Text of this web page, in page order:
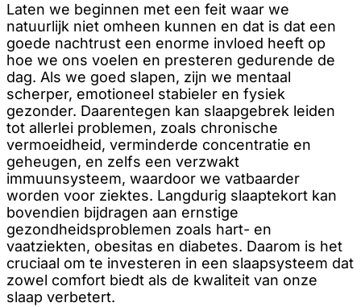
Laten we beginnen met een feit waar we
natuurlijk niet omheen kunnen en dat is dat een
goede nachtrust een enorme invloed heeft op
hoe we ons voelen en presteren gedurende de
dag. Als we goed slapen, zijn we mentaal
scherper, emotioneel stabieler en fysiek
gezonder. Daarentegen kan slaapgebrek leiden
tot allerlei problemen, zoals chronische
vermoeidheid, verminderde concentratie en
geheugen, en zelfs een verzwakt
immuunsysteem, waardoor we vatbaarder
worden voor ziektes. Langdurig slaaptekort kan
bovendien bijdragen aan ernstige
gezondheidsproblemen zoals hart- en
vaatziekten, obesitas en diabetes. Daarom is het
cruciaal om te investeren in een slaapsysteem dat
zowel comfort biedt als de kwaliteit van onze
slaap verbetert.